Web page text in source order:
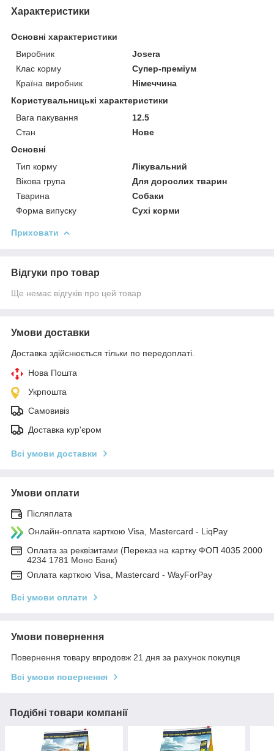
Характеристики
Основні характеристики
Виробник
Josera
Клас корму
Супер-преміум
Країна виробник
Німеччина
Користувальницькі характеристики
Вага пакування
12.5
Стан
Нове
Основні
Тип корму
Лікувальний
Вікова група
Для дорослих тварин
Тварина
Собаки
Форма випуску
Сухі корми
Приховати
Відгуки про товар
Ще немає відгуків про цей товар
Умови доставки
Доставка здійснюється тільки по передоплаті.
Нова Пошта
Укрпошта
Самовивіз
Доставка кур'єром
Всі умови доставки
Умови оплати
Післяплата
Онлайн-оплата карткою Visa, Mastercard - LiqPay
Оплата за реквізитами (Переказ на картку ФОП 4035 2000
4234 1781 Моно Банк)
Оплата карткою Visa, Mastercard - WayForPay
Всі умови оплати
Умови повернення
Повернення товару впродовж 21 дня за рахунок покупця
Всі умови повернення
Подібні товари компанії